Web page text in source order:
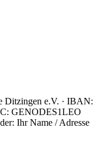
Ditzingen e.V. · IBAN:
GENODES1LEO
Ihr Name / Adresse